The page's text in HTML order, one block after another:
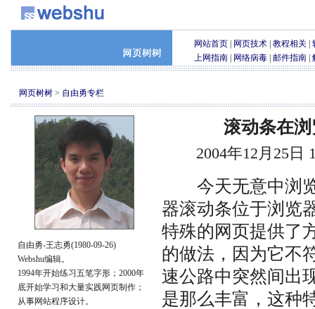
网站首页 网页技术 教程相关
上网指南
网络病毒 邮件指南
网页树树 > 自由勇专栏
自由勇-王志勇(1980-09-26)
Webshu编辑。
1994年开始练习五笔字形；2000年
底开始学习和大量实践网页制作；
从事网站程序设计。
滚动条在
2004年12月25
今天无意中浏览
器滚动条位于浏览
特殊的网页提供了
的做法，因为它不
速公路中突然间出
是那么丰富，这种